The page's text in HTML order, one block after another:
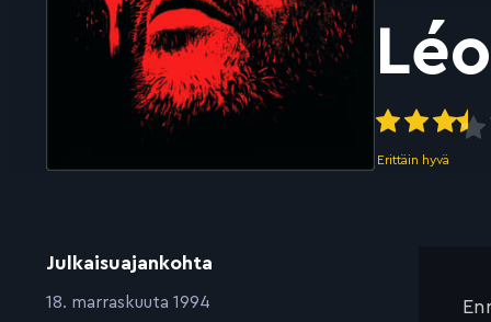
Erittäin hyvä
Julkaisuajankohta
:18. marraskuuta 1994